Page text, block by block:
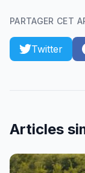
PARTAGER CET
Twitter
Articles